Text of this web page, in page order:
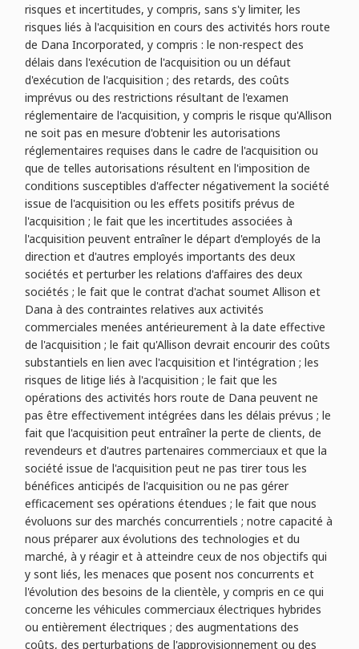
risques et incertitudes, y compris, sans s'y limiter, les
risques liés à l'acquisition en cours des activités hors route
de Dana Incorporated, y compris : le non-respect des
délais dans l'exécution de l'acquisition ou un défaut
d'exécution de l'acquisition ; des retards, des coûts
imprévus ou des restrictions résultant de l'examen
réglementaire de l'acquisition, y compris le risque qu'Allison
ne soit pas en mesure d'obtenir les autorisations
réglementaires requises dans le cadre de l'acquisition ou
que de telles autorisations résultent en l'imposition de
conditions susceptibles d'affecter négativement la société
issue de l'acquisition ou les effets positifs prévus de
l'acquisition ; le fait que les incertitudes associées à
l'acquisition peuvent entraîner le départ d'employés de la
direction et d'autres employés importants des deux
sociétés et perturber les relations d'affaires des deux
sociétés ; le fait que le contrat d'achat soumet Allison et
Dana à des contraintes relatives aux activités
commerciales menées antérieurement à la date effective
de l'acquisition ; le fait qu'Allison devrait encourir des coûts
substantiels en lien avec l'acquisition et l'intégration ; les
risques de litige liés à l'acquisition ; le fait que les
opérations des activités hors route de Dana peuvent ne
pas être effectivement intégrées dans les délais prévus ; le
fait que l'acquisition peut entraîner la perte de clients, de
revendeurs et d'autres partenaires commerciaux et que la
société issue de l'acquisition peut ne pas tirer tous les
bénéfices anticipés de l'acquisition ou ne pas gérer
efficacement ses opérations étendues ; le fait que nous
évoluons sur des marchés concurrentiels ; notre capacité à
nous préparer aux évolutions des technologies et du
marché, à y réagir et à atteindre ceux de nos objectifs qui
y sont liés, les menaces que posent nos concurrents et
l'évolution des besoins de la clientèle, y compris en ce qui
concerne les véhicules commerciaux électriques hybrides
ou entièrement électriques ; des augmentations des
coûts, des perturbations de l'approvisionnement ou des